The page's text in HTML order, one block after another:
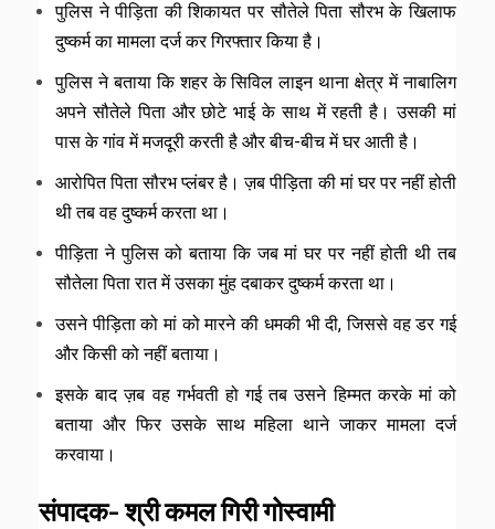
पुलिस ने पीड़िता की शिकायत पर सौतेले पिता सौरभ के खिलाफ
दुष्कर्म का मामला दर्ज कर गिरफ्तार किया है।
पुलिस ने बताया कि शहर के सिविल लाइन थाना क्षेत्र में नाबालिग
अपने सौतेले पिता और छोटे भाई के साथ में रहती है। उसकी मां
पास के गांव में मजदूरी करती है और बीच-बीच में घर आती है।
आरोपित पिता सौरभ प्लंबर है। ज़ब पीड़िता की मां घर पर नहीं होती
थी तब वह दुष्कर्म करता था।
पीड़िता ने पुलिस को बताया कि जब मां घर पर नहीं होती थी तब
सौतेला पिता रात में उसका मुंह दबाकर दुष्कर्म करता था।
उसने पीड़िता को मां को मारने की धमकी भी दी, जिससे वह डर गई
और किसी को नहीं बताया।
इसके बाद ज़ब वह गर्भवती हो गई तब उसने हिम्मत करके मां को
बताया और फिर उसके साथ महिला थाने जाकर मामला दर्ज
करवाया।
संपादक- श्री कमल गिरी गोस्वामी